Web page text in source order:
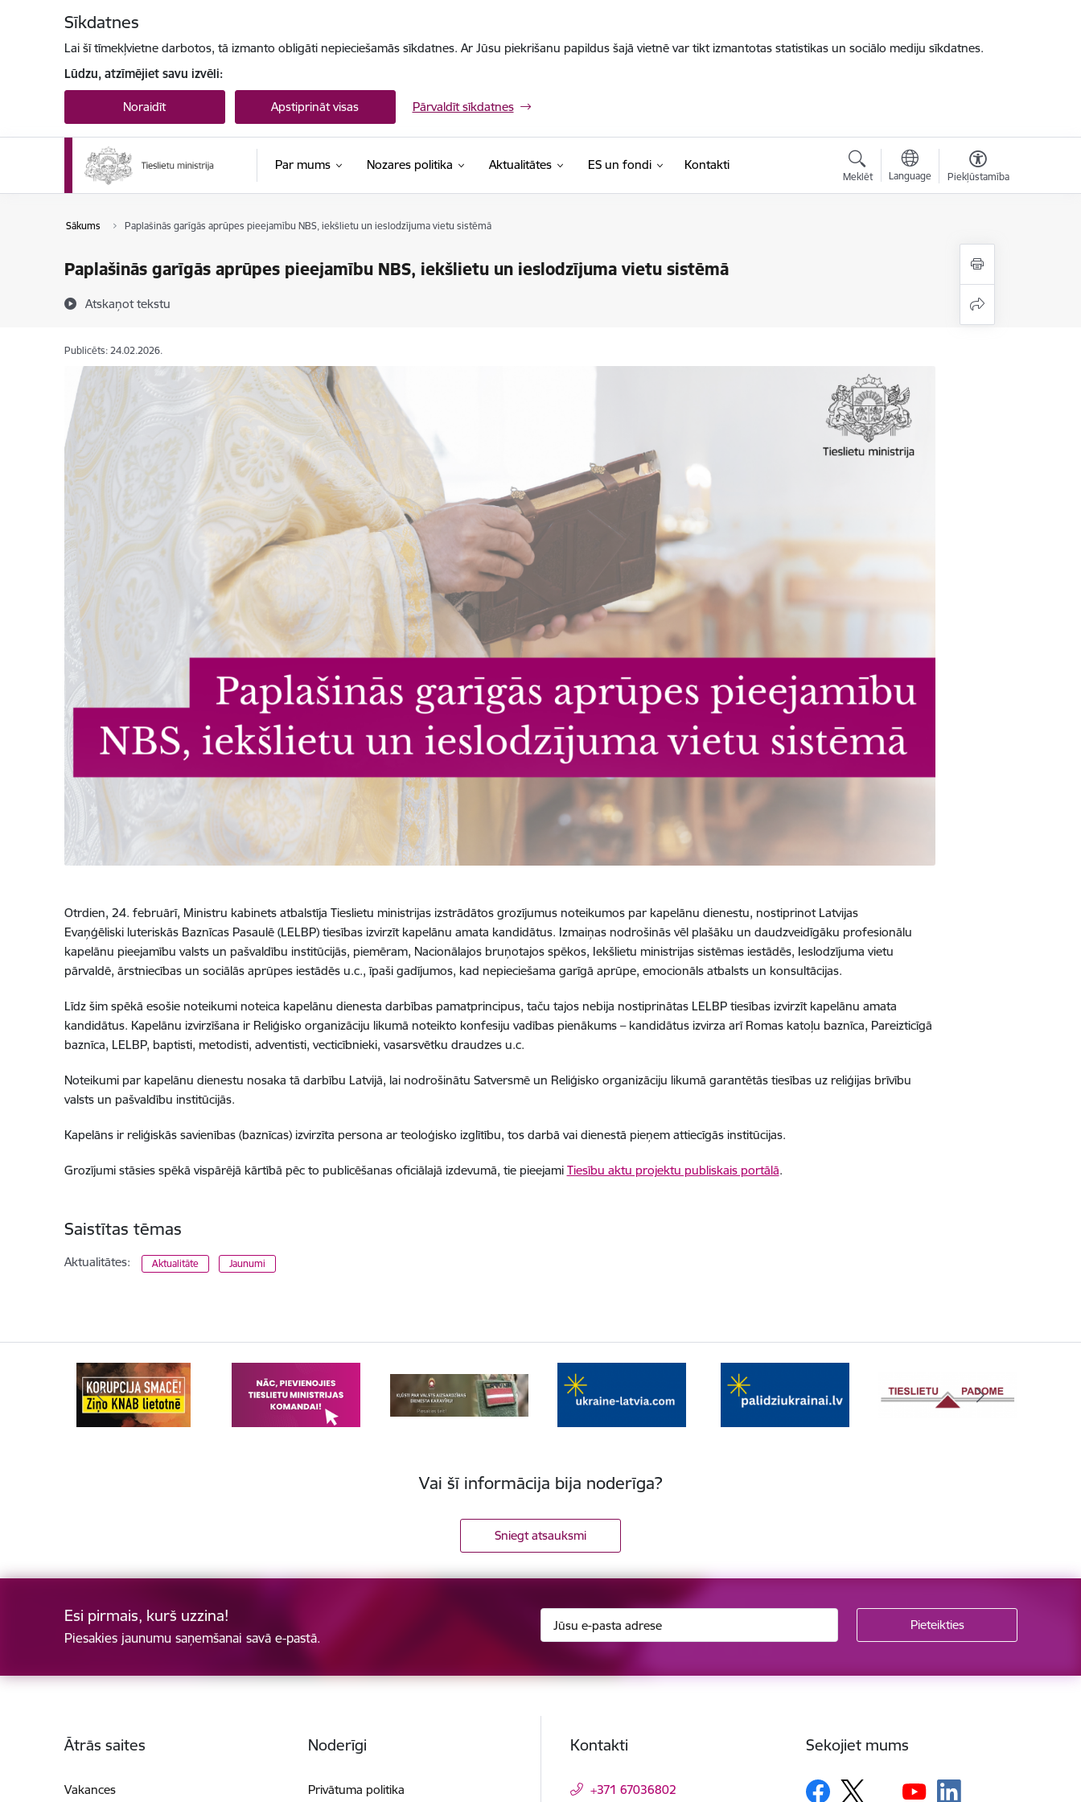
Sīkdatnes
Lai šī tīmekļvietne darbotos, tā izmanto obligāti nepieciešamās sīkdatnes. Ar Jūsu piekrišanu papildus šajā vietnē var tikt izmantotas statistikas un sociālo mediju sīkdatnes.
Lūdzu, atzīmējiet savu izvēli:
Noraidīt Apstiprināt visas Pārvaldīt sīkdatnes
Par mums Nozares politika Aktualitātes ES un fondi Kontakti
Meklēt Language Piekļūstamība
Sākums Paplašinās garīgās aprūpes pieejamību NBS, iekšlietu un ieslodzījuma vietu sistēmā
Paplašinās garīgās aprūpes pieejamību NBS, iekšlietu un ieslodzījuma vietu sistēmā
Atskaņot tekstu
Publicēts: 24.02.2026.
Otrdien, 24. februārī, Ministru kabinets atbalstīja Tieslietu ministrijas izstrādātos grozījumus noteikumos par kapelānu dienestu, nostiprinot Latvijas
Evaņģēliski luteriskās Baznīcas Pasaulē (LELBP) tiesības izvirzīt kapelānu amata kandidātus. Izmaiņas nodrošinās vēl plašāku un daudzveidīgāku profesionālu
kapelānu pieejamību valsts un pašvaldību institūcijās, piemēram, Nacionālajos bruņotajos spēkos, Iekšlietu ministrijas sistēmas iestādēs, Ieslodzījuma vietu
pārvaldē, ārstniecības un sociālās aprūpes iestādēs u.c., īpaši gadījumos, kad nepieciešama garīgā aprūpe, emocionāls atbalsts un konsultācijas.
Līdz šim spēkā esošie noteikumi noteica kapelānu dienesta darbības pamatprincipus, taču tajos nebija nostiprinātas LELBP tiesības izvirzīt kapelānu amata
kandidātus. Kapelānu izvirzīšana ir Reliģisko organizāciju likumā noteikto konfesiju vadības pienākums – kandidātus izvirza arī Romas katoļu baznīca, Pareizticīgā
baznīca, LELBP, baptisti, metodisti, adventisti, vecticībnieki, vasarsvētku draudzes u.c.
Noteikumi par kapelānu dienestu nosaka tā darbību Latvijā, lai nodrošinātu Satversmē un Reliģisko organizāciju likumā garantētās tiesības uz reliģijas brīvību
valsts un pašvaldību institūcijās.
Kapelāns ir reliģiskās savienības (baznīcas) izvirzīta persona ar teoloģisko izglītību, tos darbā vai dienestā pieņem attiecīgās institūcijas.
Grozījumi stāsies spēkā vispārējā kārtībā pēc to publicēšanas oficiālajā izdevumā, tie pieejami Tiesību aktu projektu publiskais portālā.
Saistītas tēmas
Aktualitātes: Aktualitāte Jaunumi
Vai šī informācija bija noderīga?
Sniegt atsauksmi
Esi pirmais, kurš uzzina!
Piesakies jaunumu saņemšanai savā e-pastā.
Ātrās saites
Vakances
Noderīgi
Privātuma politika
Kontakti
+371 67036802
Sekojiet mums